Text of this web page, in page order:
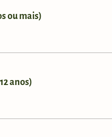
ou mais)
anos)